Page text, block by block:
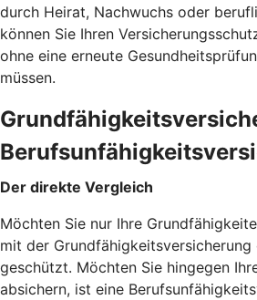
durch Heirat, Nachwuchs oder
können Sie Ihren
ohne eine erneute
müssen.
Der direkte Vergleich
Möchten Sie nur Ihre
mit der Grundfähigkeitsversicherung
geschützt. Möchten Sie hingegen
absichern, ist eine